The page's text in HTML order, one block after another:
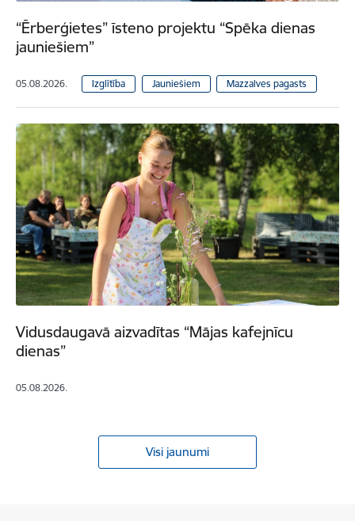
“Ērberģietes” īsteno projektu “Spēka dienas
jauniešiem”
05.08.2026. Izglītība Jauniešiem Mazzalves pagasts
Vidusdaugavā aizvadītas “Mājas kafejnīcu
dienas”
05.08.2026.
Visi jaunumi